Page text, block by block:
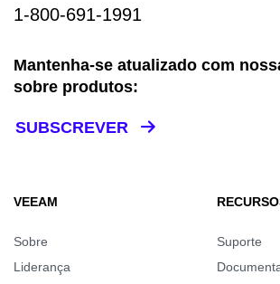
1-800-691-1991
Mantenha-se atualizado com
sobre produtos:
SUBSCREVER
VEEAM
Sobre
Liderança
Suporte